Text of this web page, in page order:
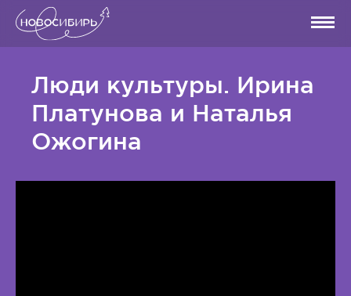
Люди культуры. Ирина
Платунова и Наталья
Ожогина